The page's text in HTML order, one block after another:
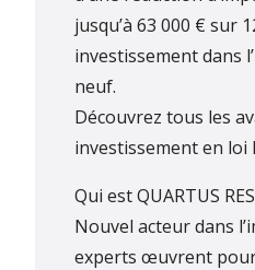
jusqu’à 63 000 € sur
investissement dans
neuf.
Découvrez tous les
investissement en loi
Qui est QUARTUS
Nouvel acteur dans
experts œuvrent